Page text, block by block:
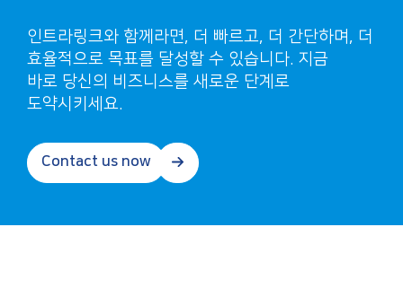
인트라링크와 함께라면, 더 빠르고, 더 간단하며, 더
효율적으로 목표를 달성할 수 있습니다. 지금
바로 당신의 비즈니스를 새로운 단계로
도약시키세요.
Contact us now